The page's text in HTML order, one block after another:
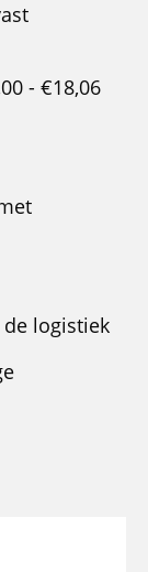
- €18,06
logistiek